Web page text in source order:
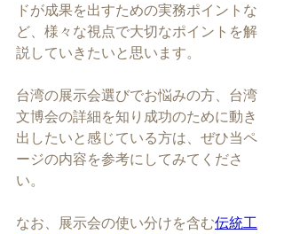
ドが成果を出すための実務ポイントな
ど、様々な視点で大切なポイントを解
説していきたいと思います。
台湾の展示会選びでお悩みの方、台湾
文博会の詳細を知り成功のために動き
出したいと感じている方は、ぜひ当ペ
ージの内容を参考にしてみてくださ
い。
なお、展示会の使い分けを含む伝統工